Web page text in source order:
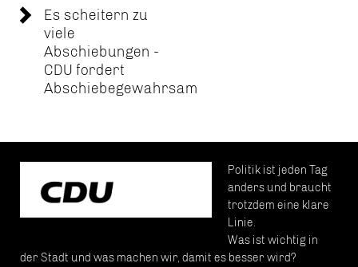
Es scheitern zu
viele
Abschiebungen -
CDU fordert
Abschiebegewahrsam
Politik ist jeden Tag
anders und braucht
trotzdem eine klare
Linie.
Was ist wichtig in
der Stadt und was machen wir, damit es besser wird?